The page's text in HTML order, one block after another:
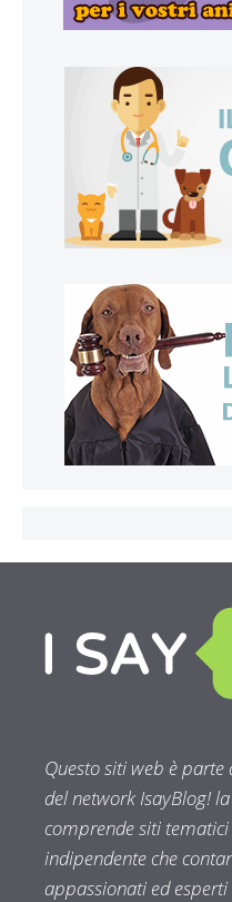
Questo siti web è parte
del network IsayBlog!
comprende siti
indipendente che
appassionati ed esperti